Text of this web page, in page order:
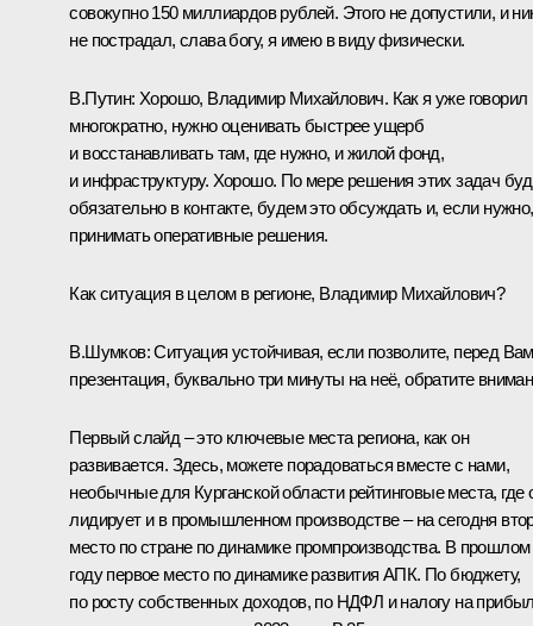
совокупно 150 миллиардов рублей. Этого не допустили, и
не пострадал, слава богу, я имею в виду физически.
В.Путин: Хорошо, Владимир Михайлович. Как я уже говорил
многократно, нужно оценивать быстрее ущерб
и восстанавливать там, где нужно, и жилой фонд,
и инфраструктуру. Хорошо. По мере решения этих задач
обязательно в контакте, будем это обсуждать и, если нужно,
принимать оперативные решения.
Как ситуация в целом в регионе, Владимир Михайлович?
В.Шумков:Ситуация устойчивая, если позволите, перед
презентация, буквально три минуты на неё, обратите
Первый слайд – это ключевые места региона, как он
развивается. Здесь, можете порадоваться вместе с нами,
необычные для Курганской области рейтинговые места, где
лидирует и в промышленном производстве – на сегодня
место по стране по динамике промпроизводства. В прошлом
году первое место по динамике развития АПК. По бюджету,
по росту собственных доходов, по НДФЛ и налогу на